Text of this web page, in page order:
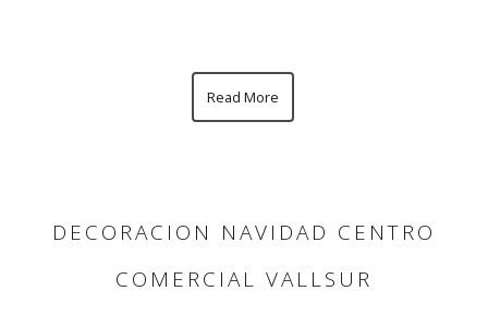
Read More
DECORACION NAVIDAD CENTRO
COMERCIAL VALLSUR